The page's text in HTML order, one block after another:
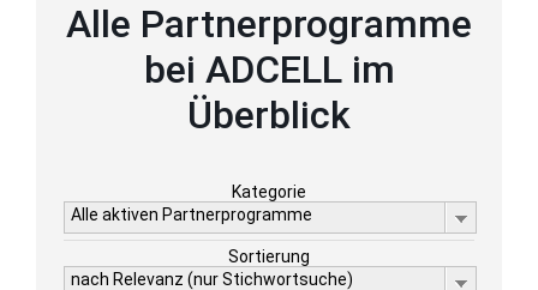
Alle Partnerprogramme
bei ADCELL im
Überblick
Kategorie
Alle aktiven Partnerprogramme
Sortierung
nach Relevanz (nur Stichwortsuche)